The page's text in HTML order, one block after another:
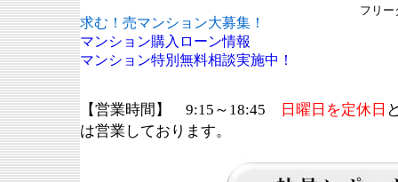
求む！売マンション大募集！
マンション購入ローン情報
マンション特別無料相談実施中！
フリー
【営業時間】 9:15～18:45 日曜日を定休日
は営業しております。